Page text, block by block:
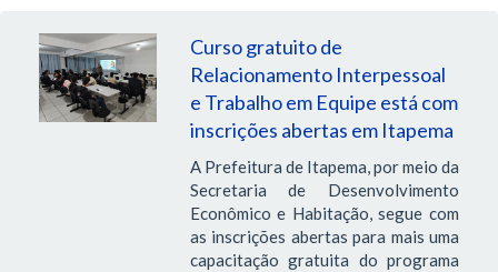
Curso gratuito de
Relacionamento Interpessoal
e Trabalho em Equipe está com
inscrições abertas em Itapema
A Prefeitura de Itapema, por meio da
Secretaria de Desenvolvimento
Econômico e Habitação, segue com
as inscrições abertas para mais uma
capacitação gratuita do programa